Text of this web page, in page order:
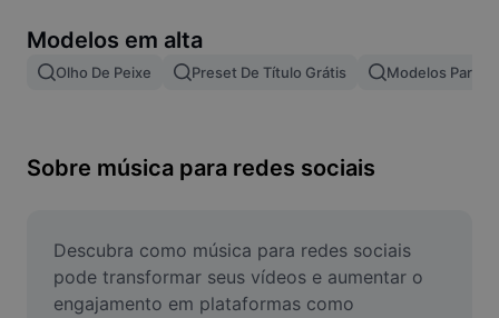
Mesclar imagens
Redimensionar Imagem
Criador de Memes
AI Text Remover
Modelos em alta
Olho De Peixe Preset De Título Grátis Modelos Para
Sobre música para redes sociais
Descubra como música para redes sociais
pode transformar seus vídeos e aumentar o
engajamento em plataformas como